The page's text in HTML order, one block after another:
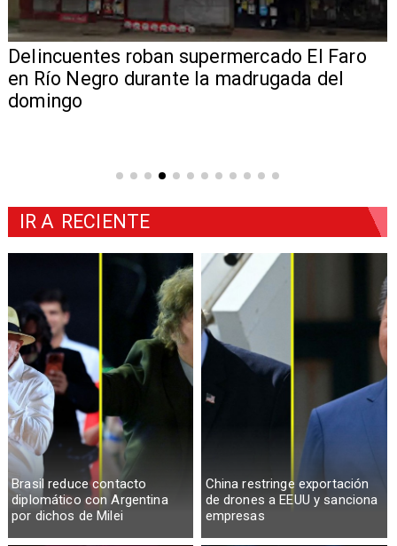
Delincuentes roban supermercado El Faro
en Río Negro durante la madrugada del
domingo
Brasil reduce contacto
diplomático con Argentina
por dichos de Milei
China restringe exportación
de drones a EEUU y sanciona
empresas
IR A RECIENTE